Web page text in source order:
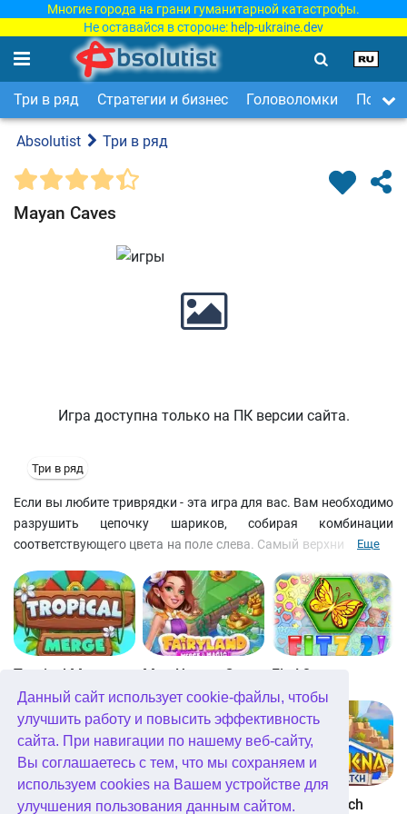
Данный сайт использует cookie-файлы, чтобы
улучшить работу и повысить эффективность
сайта. При навигации по нашему веб-сайту,
Вы соглашаетесь с тем, что мы сохраняем и
используем cookies на Вашем устройстве для
улучшения пользования данным сайтом.
Многие города на грани гуманитарной катастрофы.
Не оставайся в стороне: help-ukraine.dev
Три в ряд Стратегии и бизнес Головоломки Поиск
Absolutist Три в ряд
Mayan Caves
Игра доступна только на ПК версии сайта.
Три в ряд
Если вы любите триврядки - эта игра для вас. Вам необходимо
разрушить цепочку шариков, собирая комбинации
соответствующего цвета на поле слева. Самый верхний шарик
цвета тройку собрать не удается, а время неумолимо уходит,
попробуйте отыскать и поставить три в ряд радуги или
песочные часы. Собирайте также комбинации бомбочек,
сердечек и смайликов - эффект будет исключительно
положительный.
Еще
Tropical Merge Fitz! 2
Fitz! Bubblez! Athena Match